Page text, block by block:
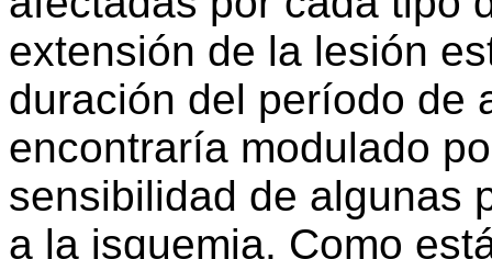
extensión de la lesión
duración del período de
encontraría modulado
sensibilidad de algunas
a la isquemia. Como